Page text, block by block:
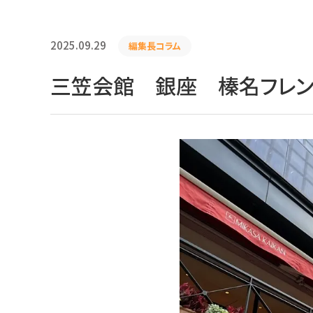
2025.09.29 編集長コラム
三笠会館 銀座 榛名フレ